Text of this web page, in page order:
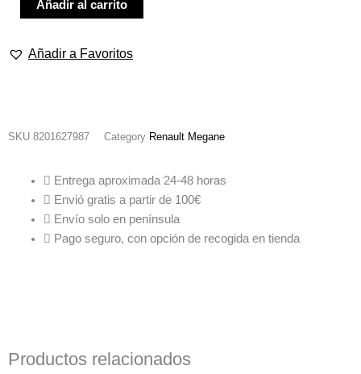
RENAULT
IV
Añadir al carrito
Añadir a Favoritos
SKU 8201627987 Category Renault Megane
Entrega aproximada 24-48 horas
Envió gratis a partir de 100€
Envío solo en península
Pago seguro, con opción de recogida en tienda
Productos relacionados